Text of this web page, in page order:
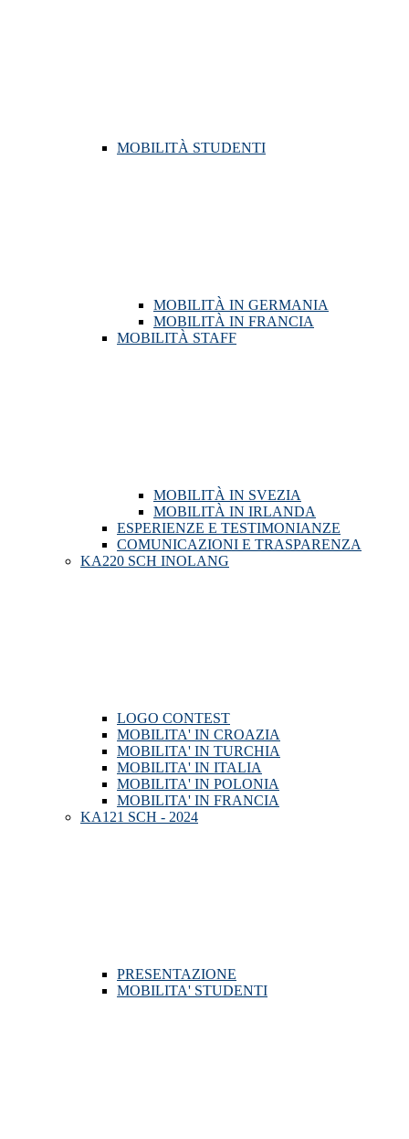
MOBILITÀ STUDENTI
MOBILITÀ IN GERMANIA
MOBILITÀ IN FRANCIA
MOBILITÀ STAFF
MOBILITÀ IN SVEZIA
MOBILITÀ IN IRLANDA
ESPERIENZE E TESTIMONIANZE
COMUNICAZIONI E TRASPARENZA
KA220 SCH INOLANG
LOGO CONTEST
MOBILITA' IN CROAZIA
MOBILITA' IN TURCHIA
MOBILITA' IN ITALIA
MOBILITA' IN POLONIA
MOBILITA' IN FRANCIA
KA121 SCH - 2024
PRESENTAZIONE
MOBILITA' STUDENTI